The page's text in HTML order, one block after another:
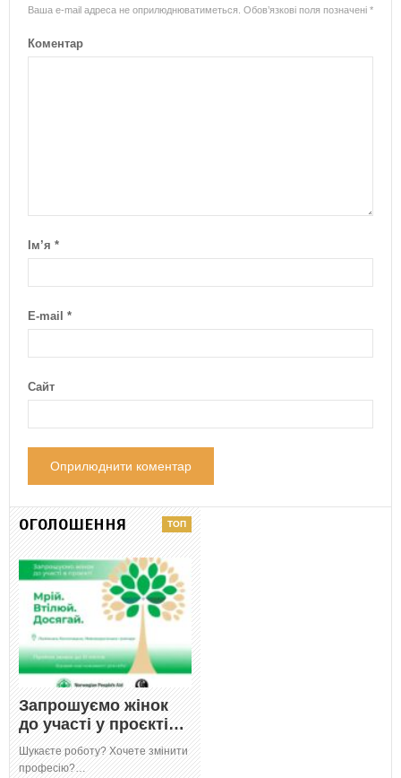
Ваша e-mail адреса не оприлюднюватиметься. Обов’язкові поля позначені *
Коментар
Ім’я *
E-mail *
Сайт
ОГОЛОШЕННЯ
Запрошуємо жінок
до участі у проєкті…
Шукаєте роботу? Хочете змінити
професію?…